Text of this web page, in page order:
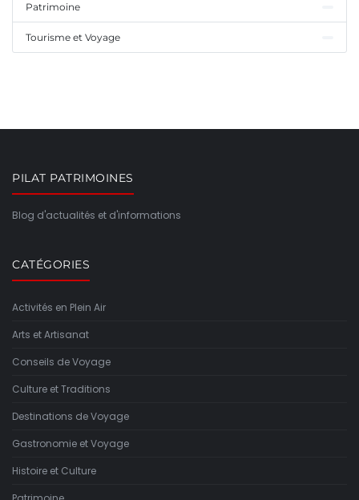
Patrimoine
Tourisme et Voyage
PILAT PATRIMOINES
Blog d'actualités et d'informations
CATÉGORIES
Activités en Plein Air
Arts et Artisanat
Conseils de Voyage
Culture et Traditions
Destinations de Voyage
Gastronomie et Voyage
Histoire et Culture